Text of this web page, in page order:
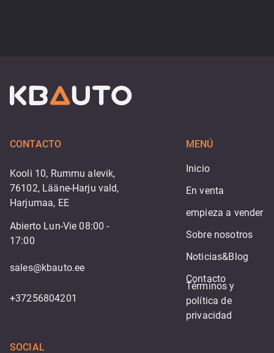
CONTACTO
Kooli 10, Rummu alevik,
76102, Lääne-Harju vald,
Harjumaa, EE
Abierto Lun-Vie 08:00 -
17:00
sales@kbauto.ee
+37256804201
MENÚ
Inicio
En venta
empieza a vender
Sobre nosotros
Noticias&Blog
Contacto
Términos y
política de
privacidad
SOCIAL